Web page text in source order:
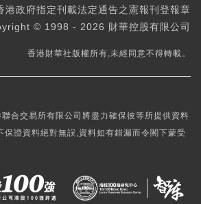
港政府指定刊載法定通告之憲報刊登報章
© 1998 - 2026 財華控股有限公司
香港財華社版權所有,未經同意不得轉載。
合交易所有限公司將盡力確保彼等所提供資料
保證資料絕對無誤,資料如有錯漏而令閣下蒙受